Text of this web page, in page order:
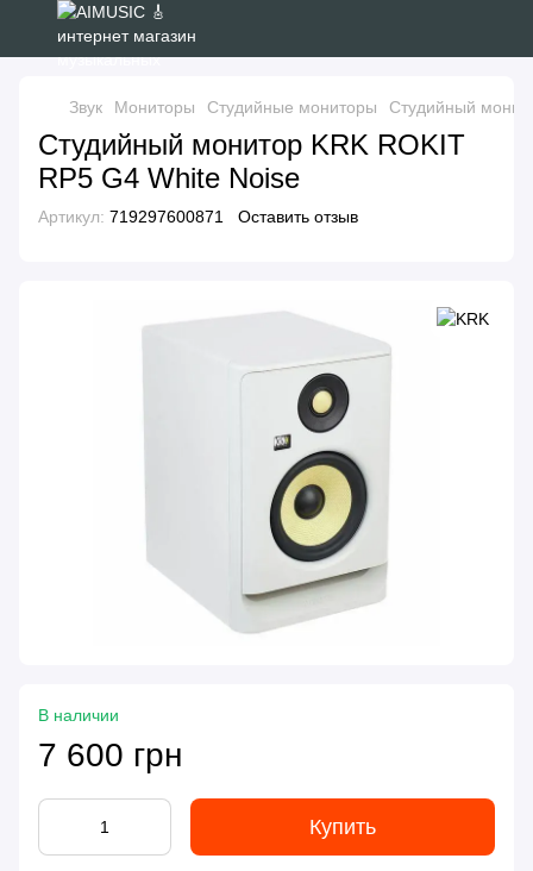
Звук Мониторы Студийные мониторы Студийный
Студийный монитор KRK ROKIT
RP5 G4 White Noise
Артикул: 719297600871 Оставить отзыв
В наличии
7 600 грн
Купить